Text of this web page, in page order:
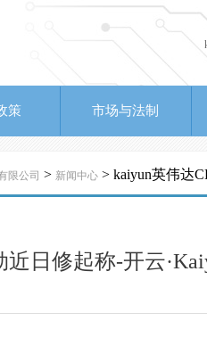
策 市场与法制
限公司 > 新闻中心 > kaiyun英伟达
近日修起称-开云